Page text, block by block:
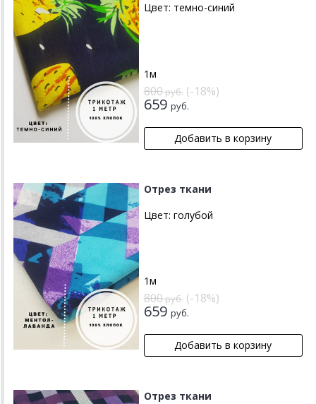
Цвет: темно-синий
1м
800руб.(-18%)
659 руб.
Отрез ткани
Цвет: голубой
1м
800руб.(-18%)
659 руб.
Отрез ткани